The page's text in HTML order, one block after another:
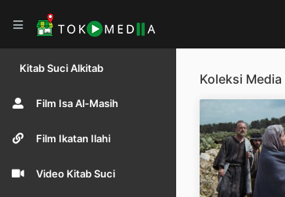
Kitab Suci Alkitab
Film Isa Al-Masih
Film Ikatan Ilahi
Video Kitab Suci
Koleksi Media